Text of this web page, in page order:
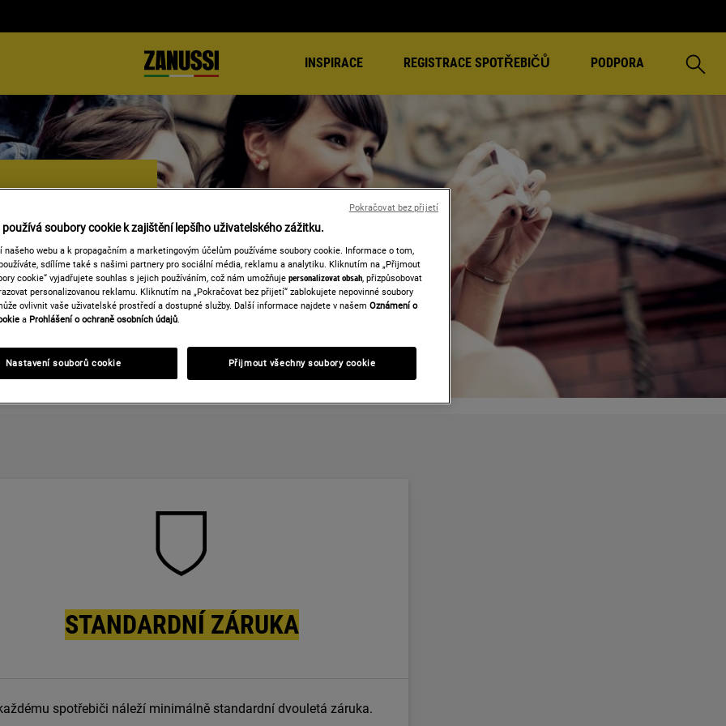
INSPIRACE REGISTRACE SPOTŘEBIČŮ PODPORA
značky
STANDARDNÍ ZÁRUKA
spotřebiči náleží minimálně standardní dvouletá záruka.
používá soubory cookie k zajištění lepšího uživatelského zážitku.
našeho webu a k propagačním a marketingovým účelům používáme soubory cookie. Informace o tom,
sdílíme také s našimi partnery pro sociální média, reklamu a analytiku. Kliknutím na „Přijmout
cookie“ vyjadřujete souhlas s jejich používáním, což nám umožňuje personalizovat obsah, přizpůsobovat
personalizovanou reklamu. Kliknutím na „Pokračovat bez přijetí“ zablokujete nepovinné soubory
ovlivnit vaše uživatelské prostředí a dostupné služby. Další informace najdete v našem Oznámení o
a Prohlášení o ochraně osobních údajů.
Nastavení souborů cookie Přijmout všechny soubory cookie
Pokračovat bez přijetí